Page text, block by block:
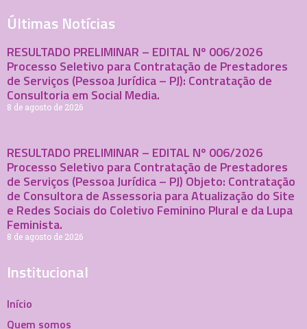
Últimas Notícias
RESULTADO PRELIMINAR – EDITAL Nº 006/2026
Processo Seletivo para Contratação de Prestadores
de Serviços (Pessoa Jurídica – PJ): Contratação de
Consultoria em Social Media.
8 de agosto de 2026
RESULTADO PRELIMINAR – EDITAL Nº 006/2026
Processo Seletivo para Contratação de Prestadores
de Serviços (Pessoa Jurídica – PJ) Objeto: Contratação
de Consultora de Assessoria para Atualização do Site
e Redes Sociais do Coletivo Feminino Plural e da Lupa
Feminista.
8 de agosto de 2026
Institucional
Início
Quem somos